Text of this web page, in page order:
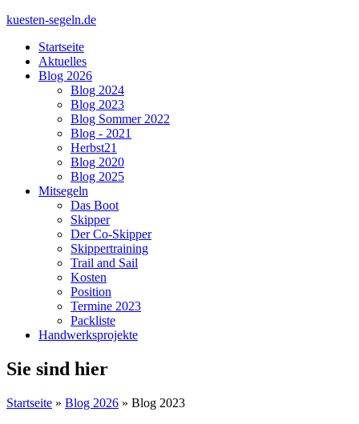
kuesten-segeln.de
Startseite
Aktuelles
Blog 2026
Blog 2024
Blog 2023
Blog Sommer 2022
Blog - 2021
Herbst21
Blog 2020
Blog 2025
Mitsegeln
Das Boot
Skipper
Der Co-Skipper
Skippertraining
Trail and Sail
Kosten
Position
Termine 2023
Packliste
Handwerksprojekte
Sie sind hier
Startseite » Blog 2026 » Blog 2023